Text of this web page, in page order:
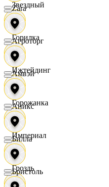
Звездный
Горилка
Ижтейдинг
Горожанка
Империал
Гроздь
Zara
Агроторг
Амвэй
Аникс
Билла
Бристоль